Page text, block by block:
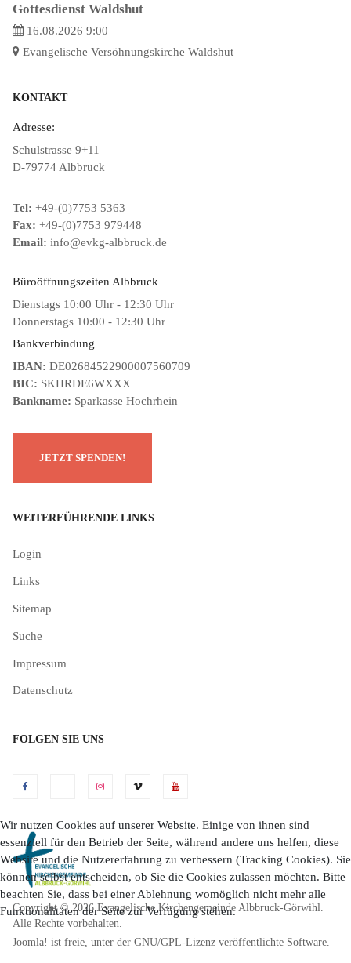
Gottesdienst Waldshut
16.08.2026 9:00
Evangelische Versöhnungskirche Waldshut
KONTAKT
Adresse:
Schulstrasse 9+11
D-79774 Albbruck
Tel: +49-(0)7753 5363
Fax: +49-(0)7753 979448
Email: info@evkg-albbruck.de
Büroöffnungszeiten Albbruck
Dienstags 10:00 Uhr - 12:30 Uhr
Donnerstags 10:00 - 12:30 Uhr
Bankverbindung
IBAN: DE02684522900007560709
BIC: SKHRDE6WXXX
Bankname: Sparkasse Hochrhein
WEITERFÜHRENDE LINKS
Login
Links
Sitemap
Suche
Impressum
Datenschutz
FOLGEN SIE UNS
Copyright © 2026 Evangelische Kirchengemeinde Albbruck-Görwihl.
Alle Rechte vorbehalten.
Joomla! ist freie, unter der GNU/GPL-Lizenz veröffentlichte Software.
Wir nutzen Cookies auf unserer Website. Einige von ihnen sind
essenziell für den Betrieb der Seite, während andere uns helfen, diese
Website und die Nutzererfahrung zu verbessern (Tracking Cookies). Sie
können selbst entscheiden, ob Sie die Cookies zulassen möchten. Bitte
beachten Sie, dass bei einer Ablehnung womöglich nicht mehr alle
Funktionalitäten der Seite zur Verfügung stehen.